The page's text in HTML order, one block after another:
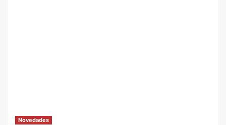
Novedades